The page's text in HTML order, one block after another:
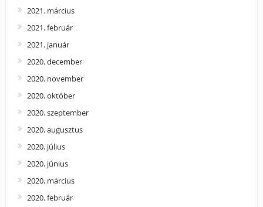
2021. március
2021. február
2021. január
2020. december
2020. november
2020. október
2020. szeptember
2020. augusztus
2020. július
2020. június
2020. március
2020. február